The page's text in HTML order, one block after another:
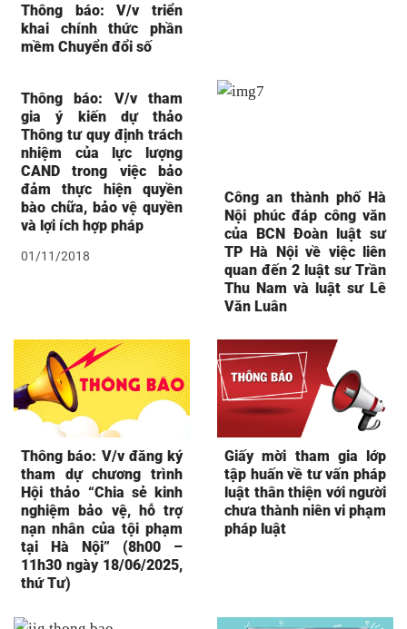
Thông báo: V/v triển
khai chính thức phần
mềm Chuyển đổi số
Thông báo: V/v tham
gia ý kiến dự thảo
Thông tư quy định trách
nhiệm của lực lượng
CAND trong việc bảo
đảm thực hiện quyền
bào chữa, bảo vệ quyền
và lợi ích hợp pháp
01/11/2018
Công an thành phố Hà
Nội phúc đáp công văn
của BCN Đoàn luật sư
TP Hà Nội về việc liên
quan đến 2 luật sư Trần
Thu Nam và luật sư Lê
Văn Luân
Thông báo: V/v đăng ký
tham dự chương trình
Hội thảo “Chia sẻ kinh
nghiệm bảo vệ, hỗ trợ
nạn nhân của tội phạm
tại Hà Nội” (8h00 –
11h30 ngày 18/06/2025,
thứ Tư)
Giấy mời tham gia lớp
tập huấn về tư vấn pháp
luật thân thiện với người
chưa thành niên vi phạm
pháp luật